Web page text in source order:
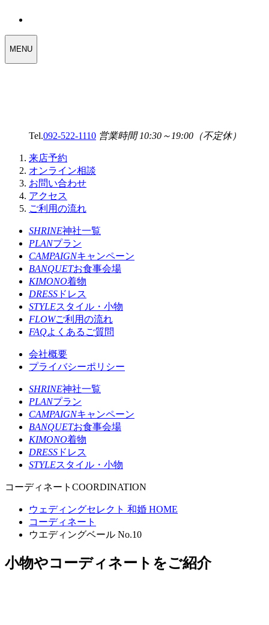
SELECT
MENU
Tel.092-522-1110 営業時間 10:30～19:00（不定休）
来店予約
オンライン相談
お問い合わせ
アクセス
ご利用の流れ
SHRINE神社一覧
PLANプラン
CAMPAIGNキャンペーン
BANQUETお食事会場
KIMONO着物
DRESS ドレス
STYLEスタイル・小物
FLOWご利用の流れ
FAQよくあるご質問
会社概要
プライバシーポリシー
SHRINE神社一覧
PLANプラン
CAMPAIGNキャンペーン
BANQUETお食事会場
KIMONO着物
DRESS ドレス
STYLEスタイル・小物
コーディネート COORDINATION
ウェディングセレクト 和婚 HOME
コーディネート
ウエディングベール No.10
小物やコーディネートをご紹介